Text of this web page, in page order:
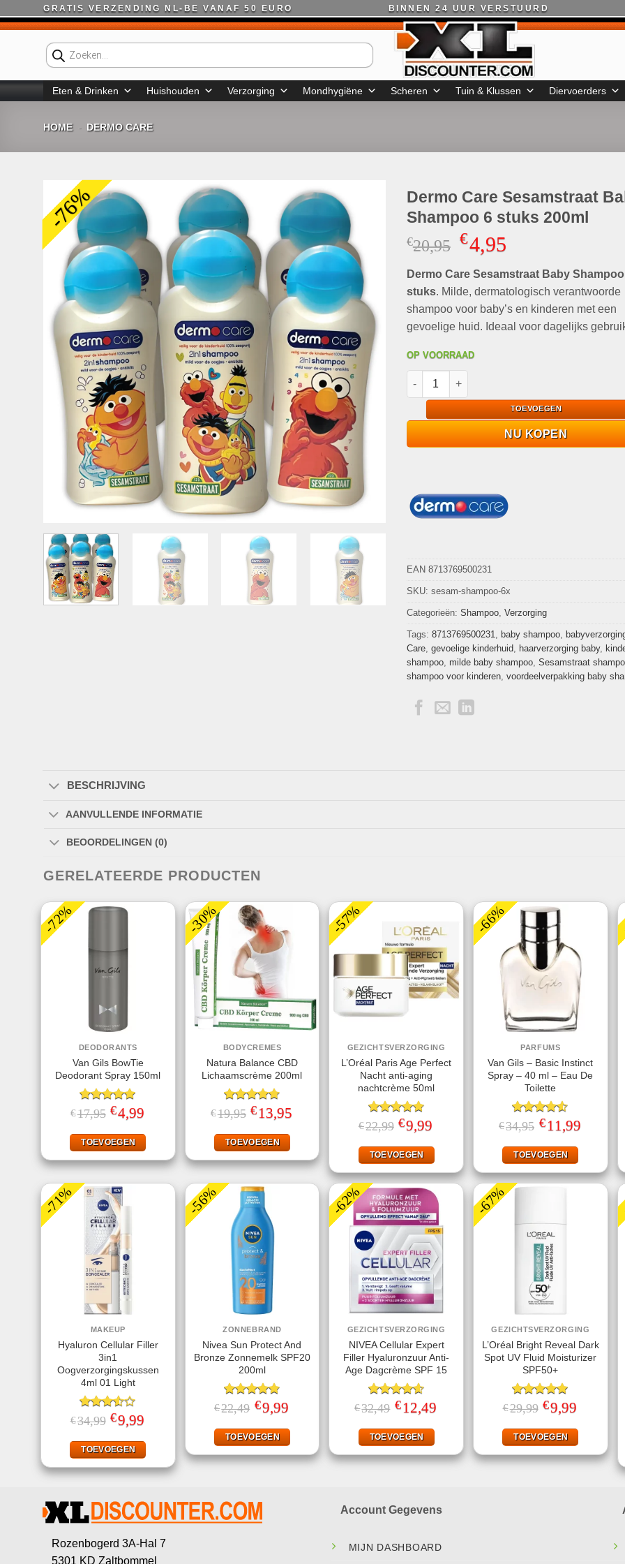
naar
GRATIS VERZENDING NL-BE VANAF 50 EURO BINNEN 24 UUR VERSTUURD
Producten
zoeken
Eten & Drinken Huishouden Verzorging Mondhygiëne Scheren Tuin & Klussen Diervoerders
HOME - DERMO CARE
-76%
Dermo Care Sesamstraat
Shampoo 6 stuks 200ml
€20,95 Oorspronkelijke
prijs
was:
€20,95.
€4,95Huidige
is:
€4,95.
Dermo Care Sesamstraat Baby
stuks. Milde, dermatologisch verantwoorde
shampoo voor baby’s en kinderen met een
gevoelige huid. Ideaal voor dagelijks
OP VOORRAAD
Dermo Care Sesamstraat Baby Shampoo 6
TOEVOEGEN
NU KOPEN
EAN 8713769500231
SKU: sesam-shampoo-6x
Categorieën: Shampoo, Verzorging
Tags: 8713769500231, baby shampoo,
Care, gevoelige kinderhuid, haarverzorging baby,
shampoo, milde baby shampoo, Sesamstraat
shampoo voor kinderen, voordeelverpakking baby
BESCHRIJVING
AANVULLENDE INFORMATIE
BEOORDELINGEN (0)
GERELATEERDE PRODUCTEN
-72%
DEODORANTS
Van Gils BowTie
Deodorant Spray 150ml
Gewaardeerd
5.00 uit 5
€17,95 Oorspronkelijke
prijs
€17,95.
€4,99
€4,99.
TOEVOEGEN
-30%
BODYCREMES
Natura Balance CBD
Lichaamscrème 200ml
Gewaardeerd
4.67uit 5
€19,95 Oorspronkelijke
prijs
€19,95.
€ 13,95
TOEVOEGEN
-57%
GEZICHTSVERZORGING
L’Oréal Paris Age Perfect
Nacht anti-aging
nachtcrème 50ml
Gewaardeerd
4.75 uit 5
€22,99 Oorspronkelijke
prijs
€22,99.
€9,99
€9,99.
TOEVOEGEN
-66%
PARFUMS
Van Gils – Basic Instinct
Spray – 40 ml – Eau De
Toilette
Gewaardeerd
4.50uit 5
€34,95 Oorspronkelijke
prijs
€34,95.
€ 11,99Huidige
TOEVOEGEN
-71%
MAKEUP
Hyaluron Cellular Filler
3in1
Oogverzorgingskussen
4ml 01 Light
Gewaardeerd
3.50uit
5
€34,99 Oorspronkelijke
prijs
€34,99.
€9,99
€9,99.
TOEVOEGEN
-56%
ZONNEBRAND
Nivea Sun Protect And
Bronze Zonnemelk SPF20
200ml
Gewaardeerd
4.78uit 5
€22,49 Oorspronkelijke
prijs
€22,49.
€9,99Huidige
€9,99.
TOEVOEGEN
-62%
GEZICHTSVERZORGING
NIVEA Cellular Expert
Filler Hyaluronzuur Anti-
Age Dagcrème SPF 15
Gewaardeerd
4.60uit 5
€32,49 Oorspronkelijke
prijs
€32,49.
€ 12,49Huidige
TOEVOEGEN
-67%
GEZICHTSVERZORGING
L’Oréal Bright Reveal Dark
Spot UV Fluid Moisturizer
SPF50+
Gewaardeerd
5.00uit 5
€29,99 Oorspronkelijke
prijs
€29,99.
€9,99
€9,99.
TOEVOEGEN
Rozenbogerd 3A-Hal 7
5301 KD Zaltbommel
Account Gegevens
MIJN DASHBOARD